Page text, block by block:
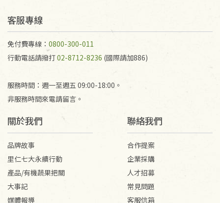
不接受退貨之手抄稿，為敬重法寶故，里仁網購無法
代為結緣處理等。 若需將手抄稿寄還給消費者，因而
產生的運費100元/箱將由消費者負擔。
客服專線
免付費專線： 0800-300-011
行動電話請撥打02-8712-8236 (國際請加886)
服務時間：週一至週五 09:00-18:00。
非服務時間來電請留言。
關於我們
品牌故事
里仁七大永續行動
產品/有機蔬果把關
大事記
媒體報導
聯絡我們
合作提案
企業採購
人才招募
常見問題
客服信箱